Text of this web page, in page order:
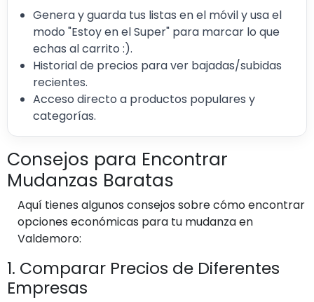
Genera y guarda tus listas en el móvil y usa el
modo "Estoy en el Super" para marcar lo que
echas al carrito :).
Historial de precios para ver bajadas/subidas
recientes.
Acceso directo a productos populares y
categorías.
Consejos para Encontrar
Mudanzas Baratas
Aquí tienes algunos consejos sobre cómo encontrar
opciones económicas para tu mudanza en
Valdemoro:
1. Comparar Precios de Diferentes
Empresas